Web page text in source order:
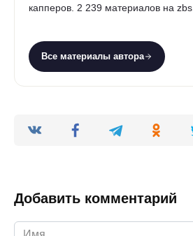
капперов. 2 239 материалов на
Все материалы автора
Добавить комментарий
Имя